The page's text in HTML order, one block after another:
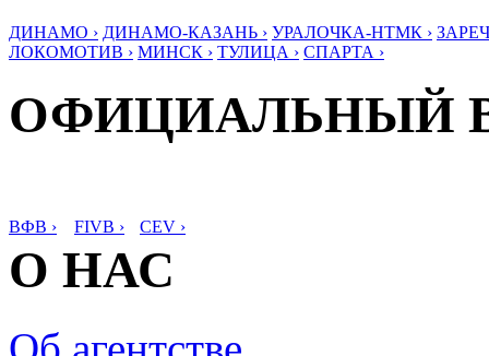
ДИНАМО › ДИНАМО-КАЗАНЬ › УРАЛОЧКА-НТМК ›
ЛОКОМОТИВ › МИНСК › ТУЛИЦА › СПАРТА ›
ОФИЦИАЛЬНЫЙ
ВФВ › FIVB › CEV ›
О НАС